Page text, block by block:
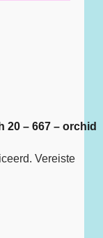
20 – 667 – orchid
Vereiste